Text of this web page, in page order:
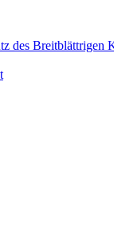
des Breitblättrigen